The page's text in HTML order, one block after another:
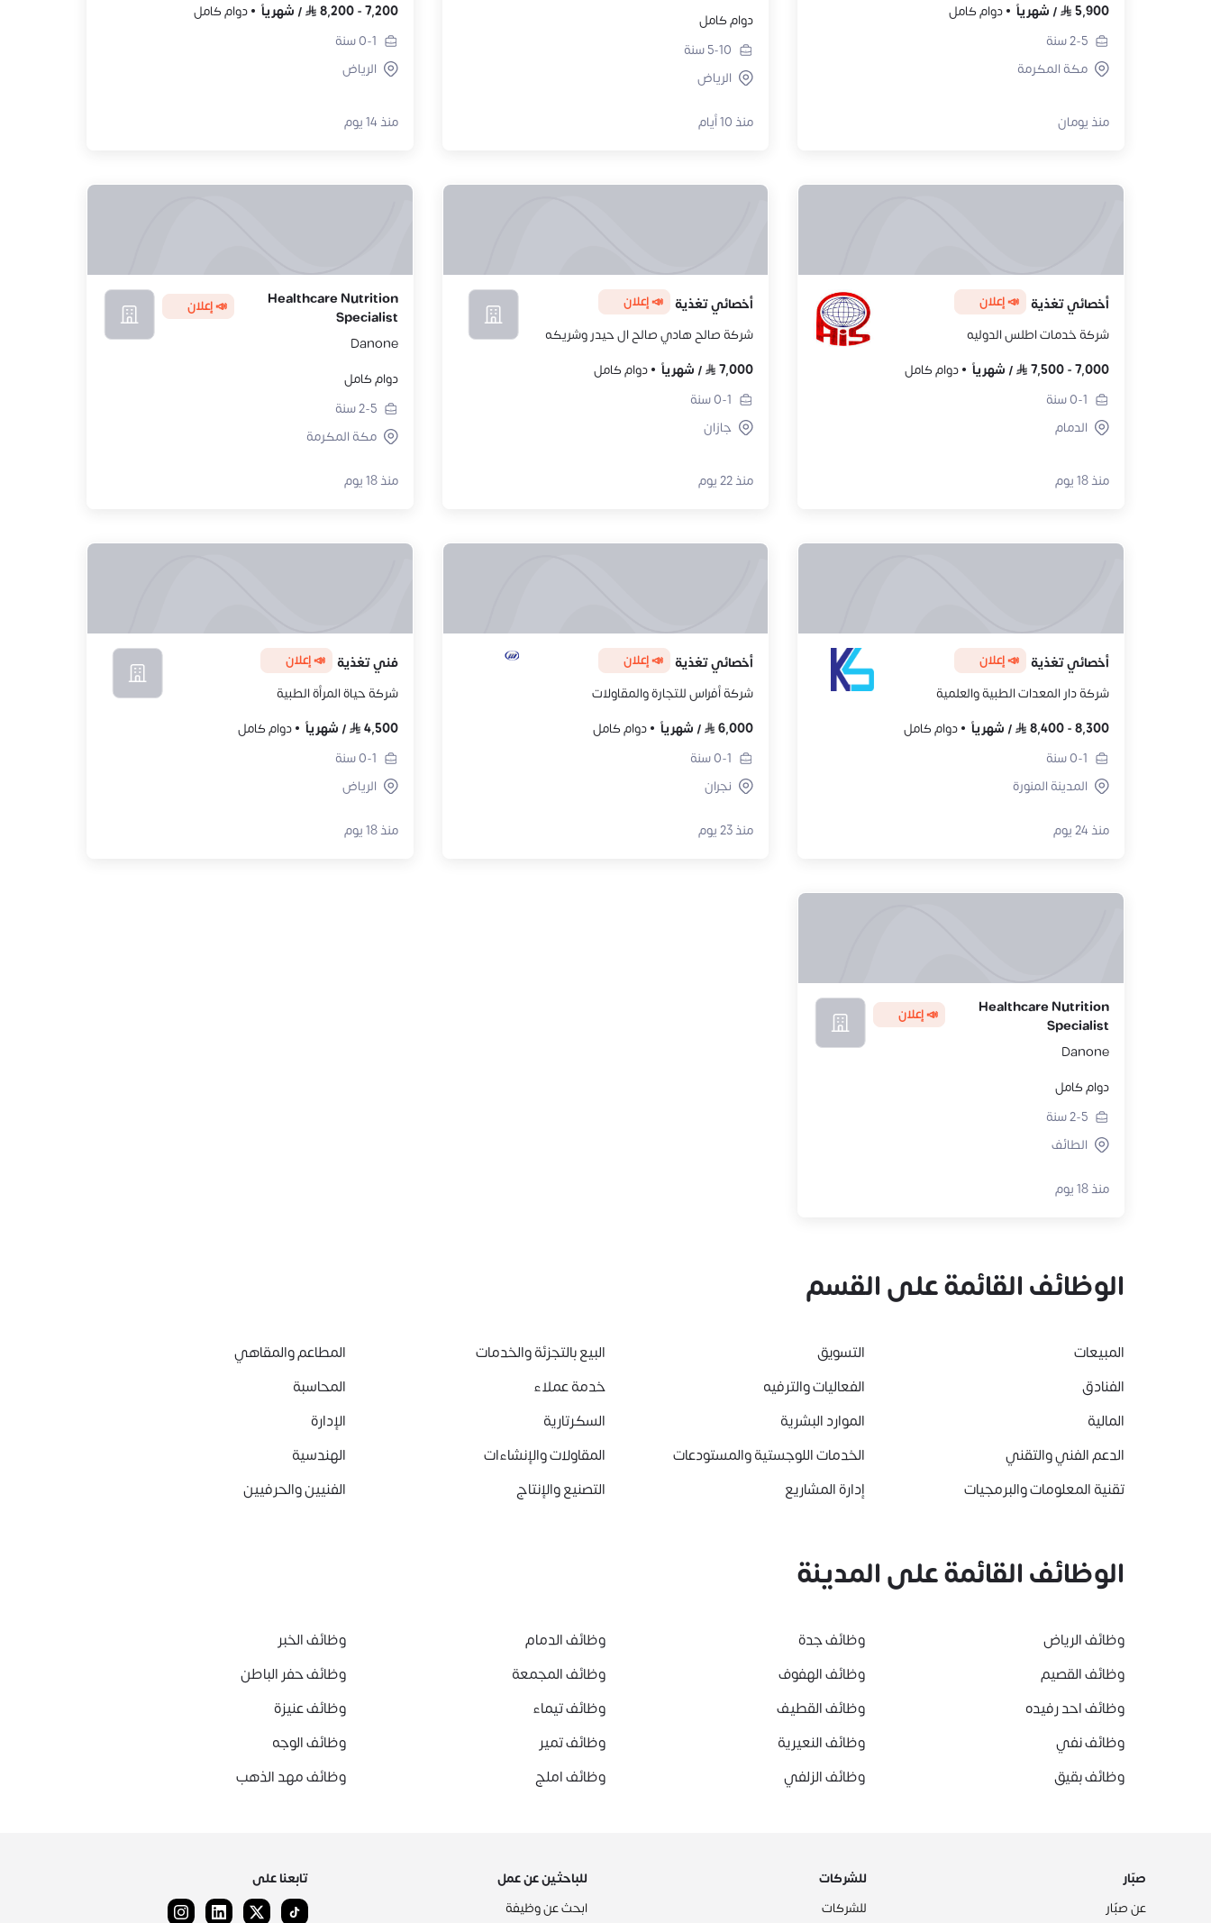
5,900
/ شهرياً
دوام كامل
2-5سنة
مكة المكرمة
منذ يومان
دوام كامل
5-10سنة
الرياض
منذ 10 أيام
7,200
-
8,200
/ شهرياً
دوام كامل
0-1سنة
الرياض
منذ 14 يوم
أخصائي تغذية 📣 إعلان
شركة خدمات اطلس الدوليه
7,000
-
7,500
/ شهرياً
دوام كامل
0-1سنة
الدمام
منذ 18 يوم
أخصائي تغذية 📣 إعلان
شركة صالح هادي صالح ال حيدر وشريكه
7,000
/ شهرياً
دوام كامل
0-1سنة
جازان
منذ 22 يوم
Healthcare Nutrition
Specialist
📣 إعلان
Danone
دوام كامل
2-5سنة
مكة المكرمة
منذ 18 يوم
أخصائي تغذية 📣 إعلان
شركة دار المعدات الطبية والعلمية
8,300
-
8,400
/ شهرياً
دوام كامل
0-1سنة
المدينة المنورة
منذ 24 يوم
أخصائي تغذية 📣 إعلان
شركة أفراس للتجارة والمقاولات
6,000
/ شهرياً
دوام كامل
0-1سنة
نجران
منذ 23 يوم
فني تغذية 📣 إعلان
شركة حياة المرأة الطبية
4,500
/ شهرياً
دوام كامل
0-1سنة
الرياض
منذ 18 يوم
Healthcare Nutrition
Specialist
📣 إعلان
Danone
دوام كامل
2-5سنة
الطائف
منذ 18 يوم
الوظائف القائمة على القسم
المبيعات التسويق البيع بالتجزئة والخدمات
المطاعم والمقاهي
الفنادق
الفعاليات والترفيه خدمة عملاء
المحاسبة
المالية
الموارد البشرية السكرتارية
الإدارة
الدعم الفني والتقني
الخدمات اللوجستية والمستودعات المقاولات والإنشاءات
الهندسية
تقنية المعلومات والبرمجيات
إدارة المشاريع التصنيع والإنتاج الفنيين والحرفيين
الوظائف القائمة على المدينة
وظائف الرياض وظائف جدة وظائف الدمام
وظائف الخبر
وظائف القصيم
وظائف الهفوف وظائف المجمعة
وظائف حفر الباطن
وظائف احد رفيده
وظائف القطيف وظائف تيماء
وظائف عنيزة
وظائف نفي
وظائف النعيرية وظائف تمير
وظائف الوجه
وظائف بقيق
وظائف الزلفي وظائف املج وظائف مهد الذهب
صبّار
عن صبّار
للشركات
للشركات
للباحثين عن عمل
ابحث عن وظيفة
تابعنا على